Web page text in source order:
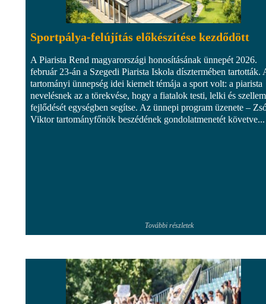
Sportpálya-felújítás előkészítése kezdődött
A Piarista Rend magyarországi honosításának ünnepét 2026.
február 23-án a Szegedi Piarista Iskola dísztermében tartották.
tartományi ünnepség idei kiemelt témája a sport volt: a piarista
nevelésnek az a törekvése, hogy a fiatalok testi, lelki és
fejlődését egységben segítse. Az ünnepi program üzenete –
Viktor tartományfőnök beszédének gondolatmenetét követve...
További részletek